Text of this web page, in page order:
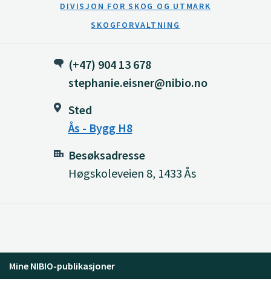
DIVISJON FOR SKOG OG UTMARK
SKOGFORVALTNING
(+47) 904 13 678
stephanie.eisner@nibio.no
Sted
Ås - Bygg H8
Besøksadresse
Høgskoleveien 8, 1433 Ås
Mine NIBIO-publikasjoner